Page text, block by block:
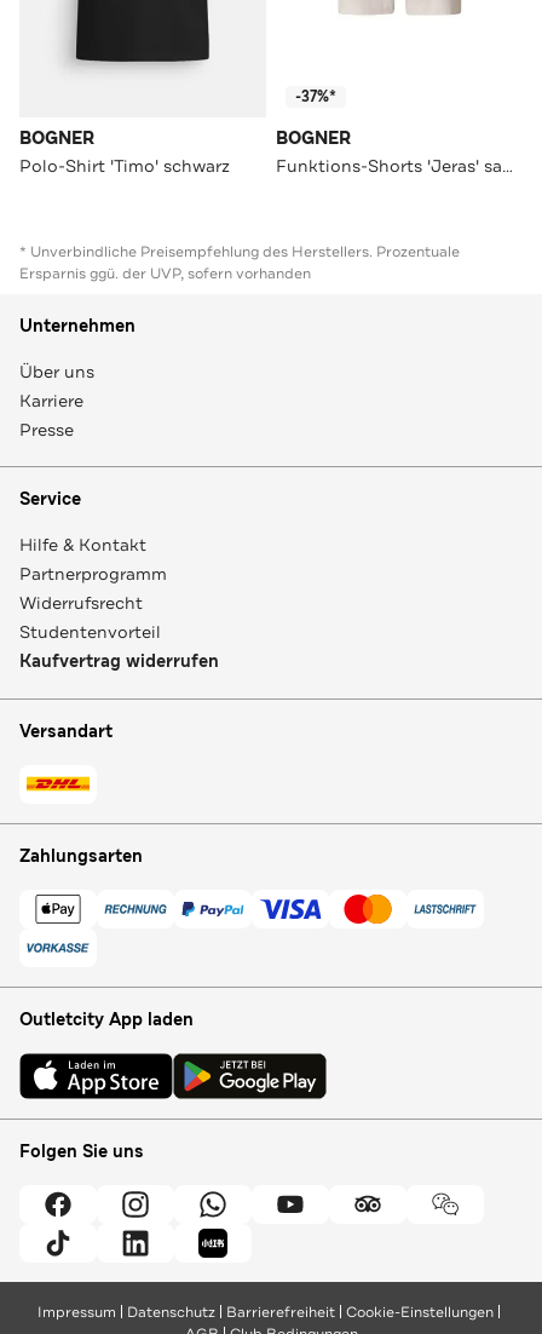
BOGNER
Polo-Shirt 'Timo' schwarz
-37%*
BOGNER
Funktions-Shorts 'Jeras' sand
* Unverbindliche Preisempfehlung des Herstellers. Prozentuale
Ersparnis ggü. der UVP, sofern vorhanden
Unternehmen
Über uns
Karriere
Presse
Service
Hilfe & Kontakt
Partnerprogramm
Widerrufsrecht
Studentenvorteil
Kaufvertrag widerrufen
Versandart
Zahlungsarten
Outletcity App laden
Folgen Sie uns
Impressum Datenschutz Barrierefreiheit Cookie-Einstellungen